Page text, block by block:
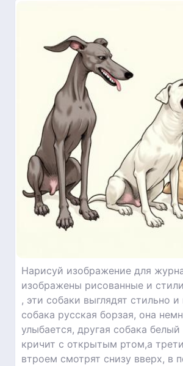
Нарисуй изображение для
изображены рисованные и
, эти собаки выглядят стильно
собака русская борзая, она
улыбается, другая собака белый питбуль, он
кричит с открытым ртом,а
втроем смотрят снизу вверх, в